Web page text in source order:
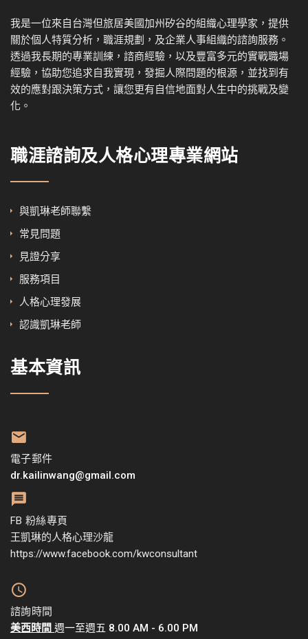
我是一位來自台灣但旅居美國加州矽谷的組織心理學家，提供
關於個人特質分析，職涯規劃，及企業人事組織的諮詢服務。
透過我長期的專業訓練，諮商經驗，以及豐富多元的實戰職場
經驗，協助您追求自我實現，發掘人際問題的根源，並找到有
效的應對跟決策方式，讓您更有自信地面對人生中的挑戰及變
化。
職涯諮詢及人格心理專業網站
與凱琳老師聯繫
常見問題
見證分享
服務項目
人格心理發展
認識凱琳老師
基本資訊
電子郵件
dr.kailinwang@gmail.com
FB 粉絲專頁
王凱琳的人格心理沙龍
https://www.facebook.com/kwconsultant
諮詢時間
美西時間 週一至週五 8.00 AM - 6.00 PM